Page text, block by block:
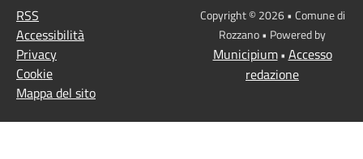
RSS
Accessibilità
Privacy
Cookie
Mappa del sito
Copyright © 2026 • Comune di
Rozzano • Powered by
Municipium• Accesso
redazione